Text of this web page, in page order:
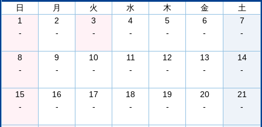
日
月 火 水 木 金
土
1
-
2
-
3
-
4
-
5
-
6
-
7
-
8
-
9
-
10
-
11
-
12
-
13
-
14
-
15
-
16
-
17
-
18
-
19
-
20
-
21
-